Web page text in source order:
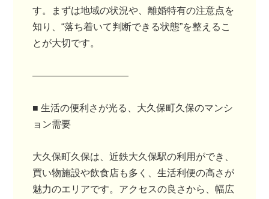
す。まずは地域の状況や、離婚特有の注意点を
知り、“落ち着いて判断できる状態”を整えるこ
とが大切です。
――――――――――
■ 生活の便利さが光る、大久保町久保のマンシ
ョン需要
大久保町久保は、近鉄大久保駅の利用ができ、
買い物施設や飲食店も多く、生活利便の高さが
魅力のエリアです。アクセスの良さから、幅広